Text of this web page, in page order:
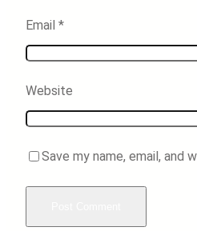
Email *
Website
Save my name, email,